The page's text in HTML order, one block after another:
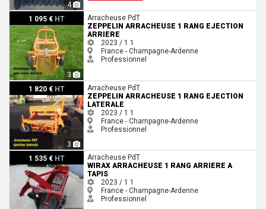
4
1 095 € HT
3
Zeppelin ARRACHEUSE 1 RANG EJECTION ARRIERE
Arracheuse PdT
ZEPPELIN ARRACHEUSE 1 RANG EJECTION
ARRIERE
2023 / 1 1
France - Champagne-Ardenne
Professionnel
1 820 € HT
3
Zeppelin ARRACHEUSE 1 RANG EJECTION LATERALE
Arracheuse PdT
ZEPPELIN ARRACHEUSE 1 RANG EJECTION
LATERALE
2023 / 1 1
France - Champagne-Ardenne
Professionnel
1 535 € HT
Wirax ARRACHEUSE 1 RANG ARRIERE A TAPIS
Arracheuse PdT
WIRAX ARRACHEUSE 1 RANG ARRIERE A
TAPIS
2023 / 1 1
France - Champagne-Ardenne
Professionnel